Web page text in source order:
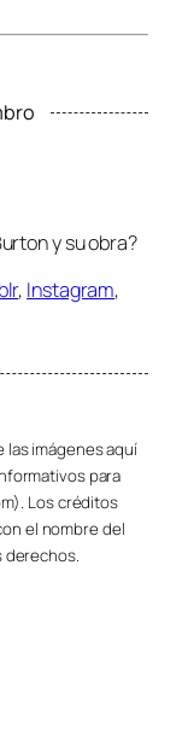
y su obra?
, Instagram,
las imágenes aquí
para
Los créditos
el nombre del
derechos.